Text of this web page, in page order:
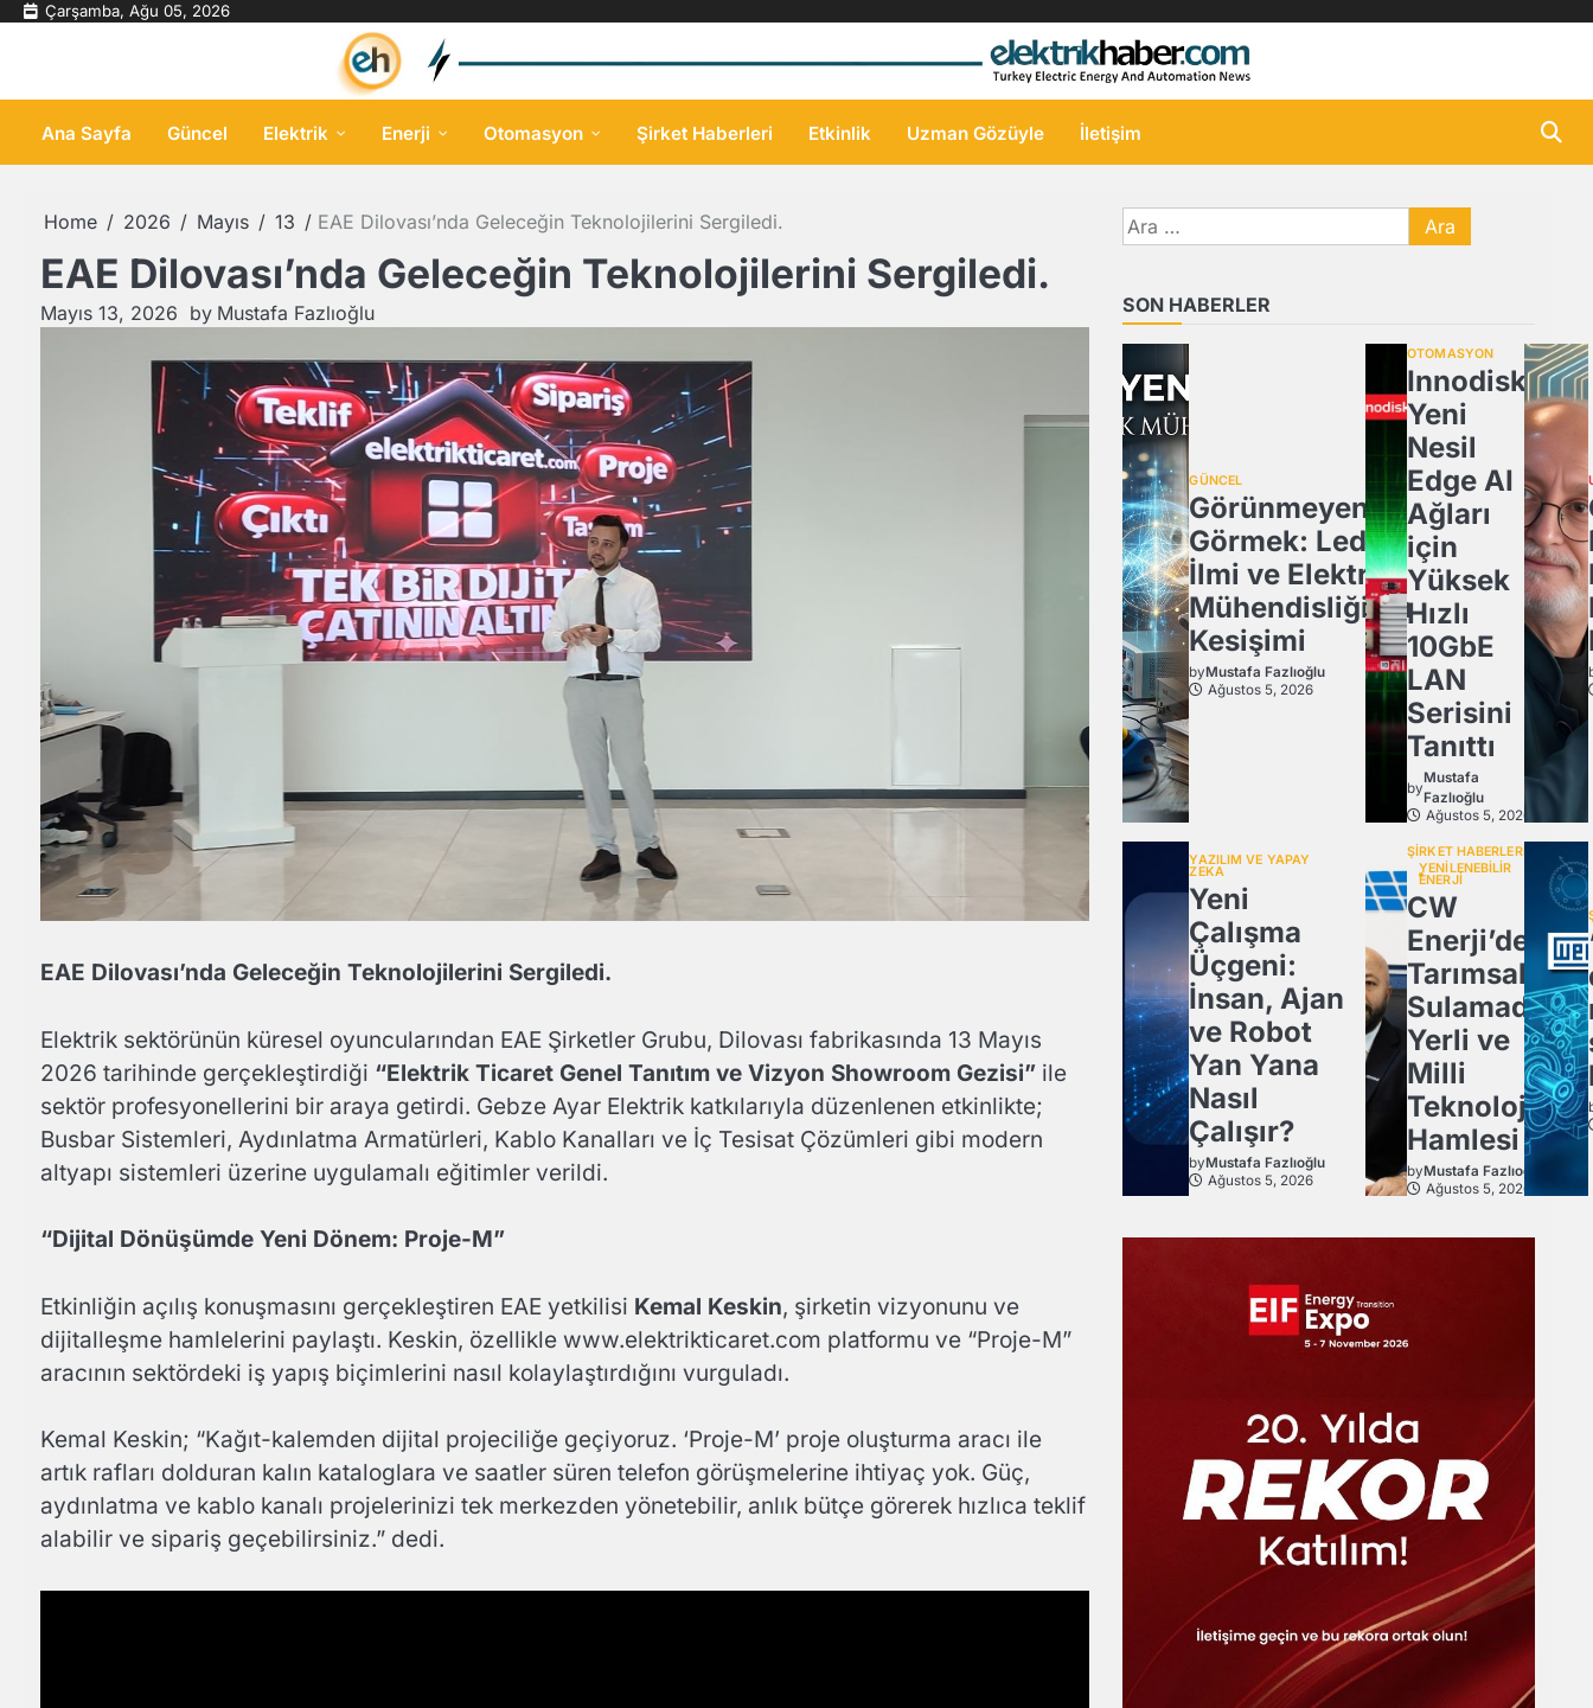
Skip Çarşamba, Ağu 05, 2026
Ana Sayfa Güncel Elektrik Enerji Otomasyon Şirket Haberleri Etkinlik Uzman Gözüyle İletişim
Home 2026 Mayıs 13 EAE Dilovası’nda Geleceğin Teknolojilerini Sergiledi.
EAE Dilovası’nda Geleceğin Teknolojilerini Sergiledi.
Mayıs 13, 2026 by Mustafa Fazlıoğlu
EAE Dilovası’nda Geleceğin Teknolojilerini Sergiledi.
Elektrik sektörünün küresel oyuncularından EAE Şirketler Grubu, Dilovası fabrikasında 13 Mayıs
2026 tarihinde gerçekleştirdiği “Elektrik Ticaret Genel Tanıtım ve Vizyon Showroom Gezisi” ile
sektör profesyonellerini bir araya getirdi. Gebze Ayar Elektrik katkılarıyla düzenlenen etkinlikte;
Busbar Sistemleri, Aydınlatma Armatürleri, Kablo Kanalları ve İç Tesisat Çözümleri gibi modern
altyapı sistemleri üzerine uygulamalı eğitimler verildi.
“Dijital Dönüşümde Yeni Dönem: Proje-M”
Etkinliğin açılış konuşmasını gerçekleştiren EAE yetkilisi Kemal Keskin, şirketin vizyonunu ve
dijitalleşme hamlelerini paylaştı. Keskin, özellikle www.elektrikticaret.com platformu ve “Proje-M”
aracının sektördeki iş yapış biçimlerini nasıl kolaylaştırdığını vurguladı.
Kemal Keskin; “Kağıt-kalemden dijital projeciliğe geçiyoruz. ‘Proje-M’ proje oluşturma aracı ile
artık rafları dolduran kalın kataloglara ve saatler süren telefon görüşmelerine ihtiyaç yok. Güç,
aydınlatma ve kablo kanalı projelerinizi tek merkezden yönetebilir, anlık bütçe görerek hızlıca teklif
alabilir ve sipariş geçebilirsiniz.” dedi.
Arama:
SON HABERLER
GÜNCEL
Görünmeyeni
Görmek: Ledün
İlmi ve Elektrik
Mühendisliğinin
Kesişimi
byMustafa Fazlıoğlu
Ağustos 5, 2026
OTOMASYON
Innodisk,
Yeni
Nesil
Edge AI
Ağları
için
Yüksek
Hızlı
10GbE
LAN
Serisini
Tanıttı
by
Mustafa
Fazlıoğlu
Ağustos 5, 2026
YAZILIM VE YAPAY
ZEKA
Yeni
Çalışma
Üçgeni:
İnsan, Ajan
ve Robot
Yan Yana
Nasıl
Çalışır?
byMustafa Fazlıoğlu
Ağustos 5, 2026
ŞİRKET HABERLERİ
YENİLENEBİLİR
ENERJİ
CW
Enerji’den
Tarımsal
Sulamada
Yerli ve
Milli
Teknoloji
Hamlesi
byMustafa Fazlıoğlu
Ağustos 5, 2026